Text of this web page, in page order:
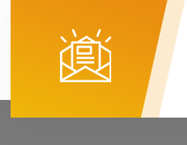
Sistemas de
con
para techo
con costura
VER DETALLES